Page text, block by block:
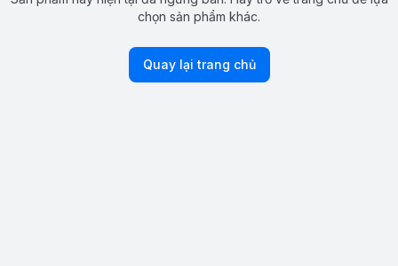
chọn sản phẩm khác.
Quay lại trang chủ